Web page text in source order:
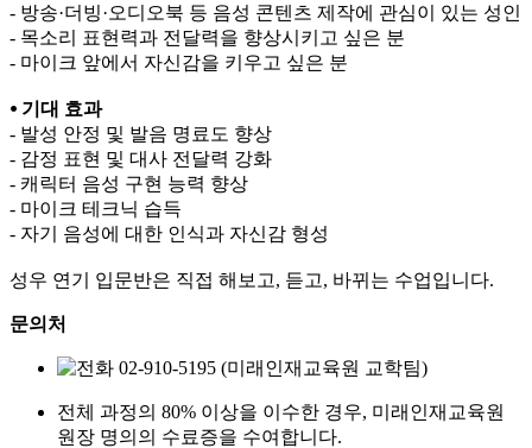
- 방송·더빙·오디오북 등 음성 콘텐츠 제작에 관심이 있는 성인
- 목소리 표현력과 전달력을 향상시키고 싶은 분
- 마이크 앞에서 자신감을 키우고 싶은 분
⦁ 기대 효과
- 발성 안정 및 발음 명료도 향상
- 감정 표현 및 대사 전달력 강화
- 캐릭터 음성 구현 능력 향상
- 마이크 테크닉 습득
- 자기 음성에 대한 인식과 자신감 형성
성우 연기 입문반은 직접 해보고, 듣고, 바뀌는 수업입니다.
문의처
02-910-5195 (미래인재교육원 교학팀)
전체 과정의 80% 이상을 이수한 경우, 미래인재교육원
원장 명의의 수료증을 수여합니다.